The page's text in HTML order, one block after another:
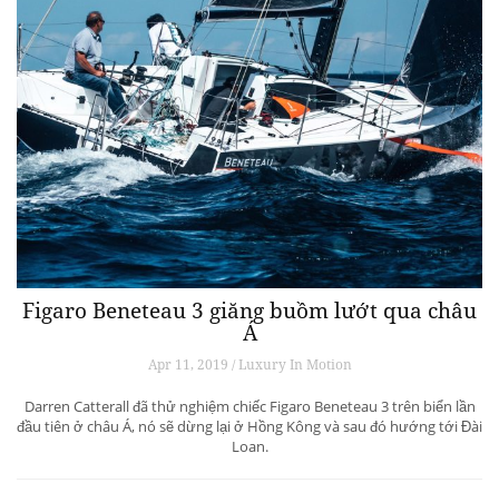
Figaro Beneteau 3 giăng buồm lướt qua châu
Á
Apr 11, 2019 / Luxury In Motion
Darren Catterall đã thử nghiệm chiếc Figaro Beneteau 3 trên biển lần
đầu tiên ở châu Á, nó sẽ dừng lại ở Hồng Kông và sau đó hướng tới Đài
Loan.